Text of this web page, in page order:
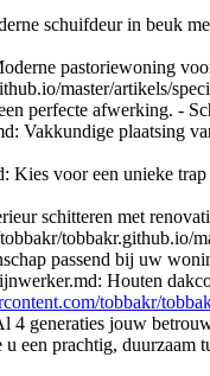
schuifdeur in beuk
pastoriewoning
master/artikels/
perfecte afwerking. -
Vakkundige plaatsing
voor een unieke
schitteren met
tobbakr.github.io/
passend bij uw
Houten
tobbakr/
4 generaties jouw
een prachtig, duurzaam